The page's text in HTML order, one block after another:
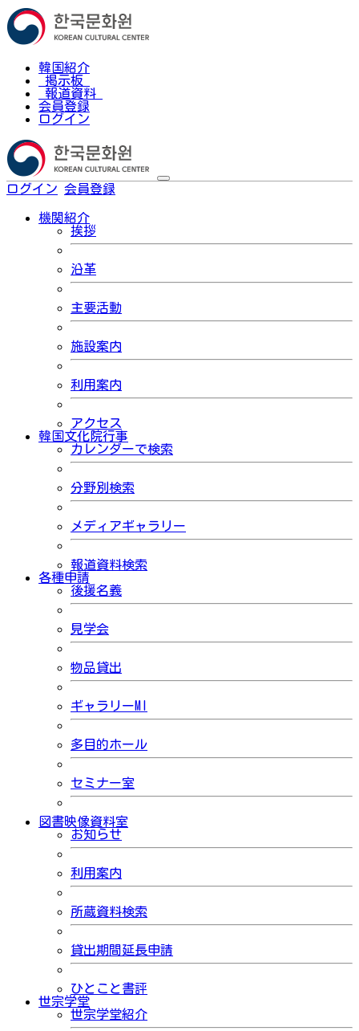
韓国紹介
掲示板
報道資料
会員登録
ログイン
ログイン 会員登録
機関紹介
挨拶
沿革
主要活動
施設案内
利用案内
アクセス
韓国文化院行事
カレンダーで検索
分野別検索
メディアギャラリー
報道資料検索
各種申請
後援名義
見学会
物品貸出
ギャラリーMI
多目的ホール
セミナー室
図書映像資料室
お知らせ
利用案内
所蔵資料検索
貸出期間延長申請
ひとこと書評
世宗学堂
世宗学堂紹介